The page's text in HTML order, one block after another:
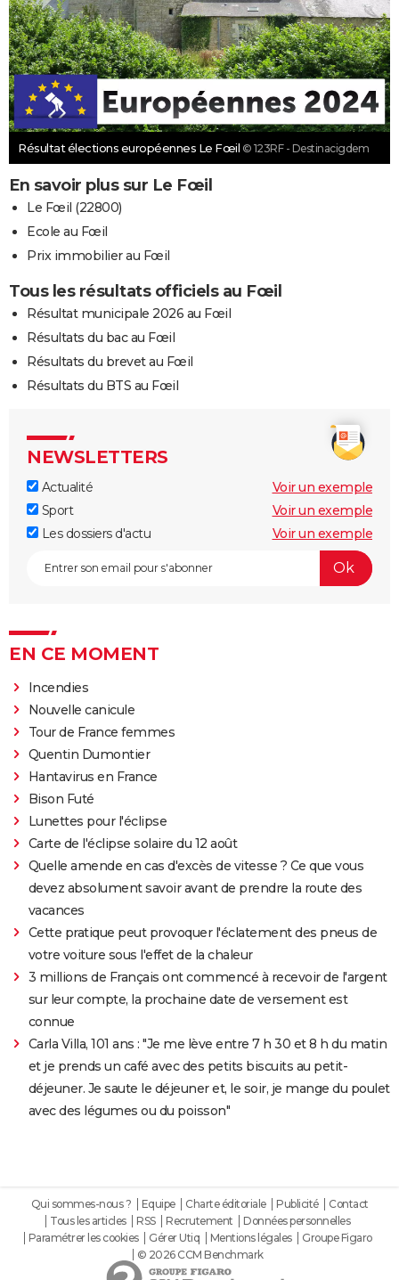
Résultat élections européennes Le Fœil © 123RF - Destinacigdem
En savoir plus sur Le Fœil
Le Fœil (22800)
Ecole au Fœil
Prix immobilier au Fœil
Tous les résultats officiels au Fœil
Résultat municipale 2026 au Fœil
Résultats du bac au Fœil
Résultats du brevet au Fœil
Résultats du BTS au Fœil
NEWSLETTERS
Actualité
Voir un exemple
Sport
Voir un exemple
Les dossiers d'actu
Voir un exemple
EN CE MOMENT
Incendies
Nouvelle canicule
Tour de France femmes
Quentin Dumontier
Hantavirus en France
Bison Futé
Lunettes pour l'éclipse
Carte de l'éclipse solaire du 12 août
Quelle amende en cas d'excès de vitesse ? Ce que vous
devez absolument savoir avant de prendre la route des
vacances
Cette pratique peut provoquer l'éclatement des pneus de
votre voiture sous l'effet de la chaleur
3 millions de Français ont commencé à recevoir de l'argent
sur leur compte, la prochaine date de versement est
connue
Carla Villa, 101 ans : "Je me lève entre 7 h 30 et 8 h du matin
et je prends un café avec des petits biscuits au petit-
déjeuner. Je saute le déjeuner et, le soir, je mange du poulet
avec des légumes ou du poisson"
Qui sommes-nous ? Equipe Charte éditoriale Publicité
Contact
Tous les articles
RSS Recrutement
Données personnelles
Paramétrer les cookies
Gérer Utiq Mentions légales
Groupe Figaro
© 2026 CCM Benchmark